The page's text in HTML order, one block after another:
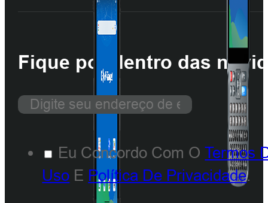
Fique por dentro das
Eu Concordo Com OTermos
Uso E Política De Privacidade.